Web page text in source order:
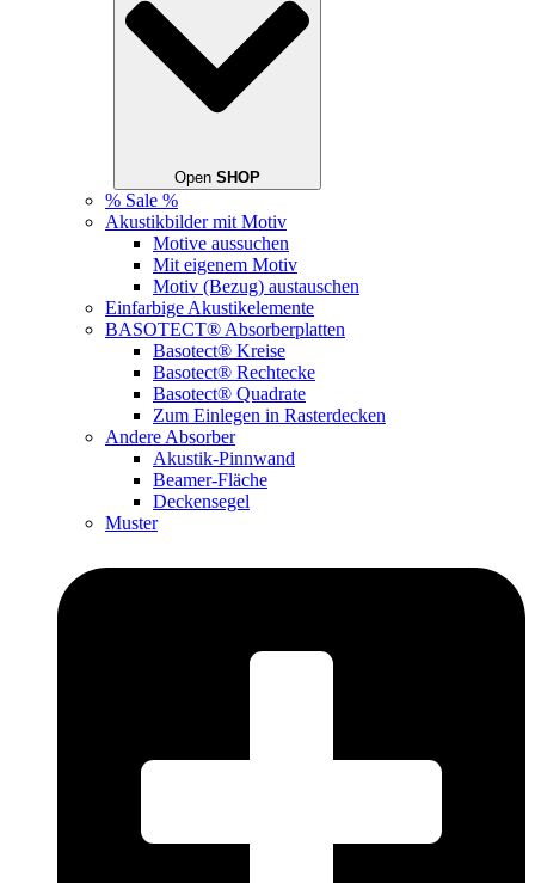
Open SHOP
% Sale %
Akustikbilder mit Motiv
Motive aussuchen
Mit eigenem Motiv
Motiv (Bezug) austauschen
Einfarbige Akustikelemente
BASOTECT® Absorberplatten
Basotect® Kreise
Basotect® Rechtecke
Basotect® Quadrate
Zum Einlegen in Rasterdecken
Andere Absorber
Akustik-Pinnwand
Beamer-Fläche
Deckensegel
Muster